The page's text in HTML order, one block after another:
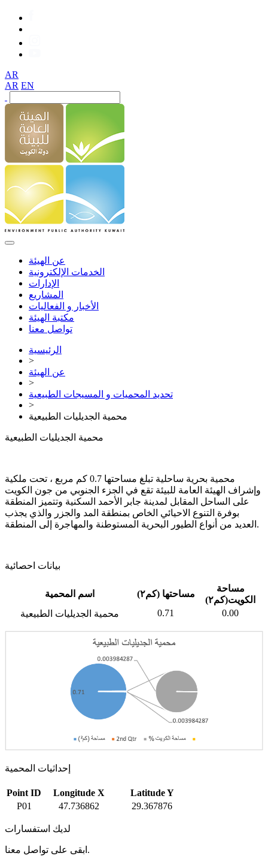
AR
AR EN
عن الهيئة
الخدمات الإلكترونية
الإدارات
المشاريع
الأخبار و الفعاليات
مكتبة الهيئة
تواصل معنا
الرئيسية
>
عن الهيئة
>
تحديد المحميات و المسيجات الطبيعية
>
محمية الجديليات الطبيعية
محمية الجديليات الطبيعية
محمية بحرية ساحلية تبلغ مساحتها 0.7 كم مربع ، تحت ملكية
وإشراف الهيئة العامة للبيئة تقع في الجزء الجنوبي من جون الكويت
على الساحل المقابل لمدينة جابر الأحمد السكنية وتتميز المنطقة
بوفرة التنوع الاحيائي الخاص بمنطقة المد والجزر والذي يجذب
العديد من أنواع الطيور البحرية المستوطنة والمهاجرة إلى المنطقة.
بيانات احصائية
اسم المحمية مساحتها (كم٢)
مساحة
الكويت(كم٢)
محمية الجديليات الطبيعية
0.71 0.00
إحداثيات المحمية
Point ID Longitude X
Latitude Y
P01
47.736862 29.367876
لديك استفسارات
ابقى على تواصل معنا.